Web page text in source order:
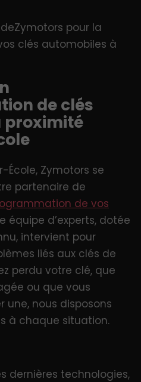
pour la
clés automobiles à
de clés
proximité
École, Zymotors se
partenaire de
de vos
équipe d’experts, dotée
intervient pour
liés aux clés de
perdu votre clé, que
ou que vous
une, nous disposons
à chaque situation.
dernières technologies,